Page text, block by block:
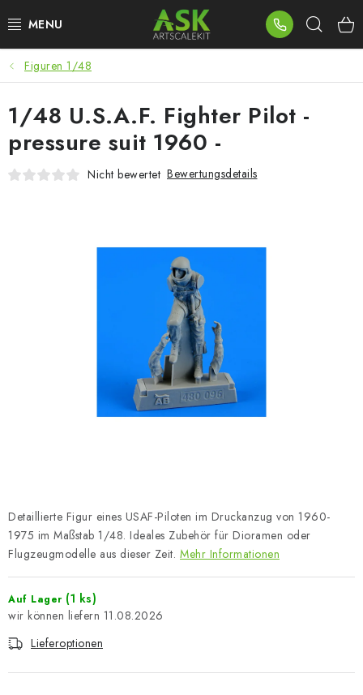
Inhalt
BLOG
SUMMER DAYS
WARHAMMER
FARBEN & WERKZEUGE
VERKAUFTE MARKEN
Über uns Meine Bestellung
Kontakte
Versand und Bezahlung
Großhandel
Figuren 1/48
Detaillierte Figur eines USAF-Piloten im Druckanzug von 1960-
1975 im Maßstab 1/48. Ideales Zubehör für Dioramen oder
Flugzeugmodelle aus dieser Zeit. Mehr Informationen
Auf Lager (1 ks)
11.08.2026
Lieferoptionen
1/48 U.S.A.F. Fighter Pilot -
pressure suit 1960 -
Nicht bewertet Bewertungsdetails